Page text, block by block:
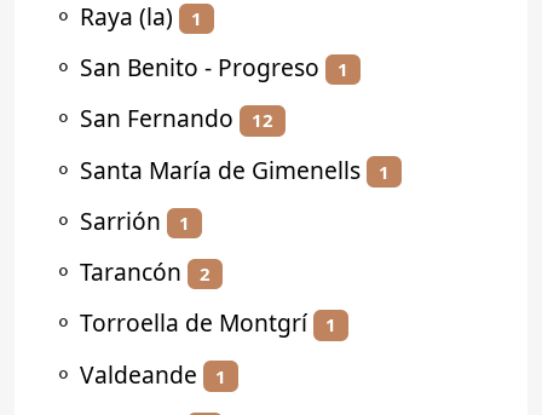
⚬ Raya (la) 1
⚬ San Benito - Progreso 1
⚬ San Fernando 12
⚬ Santa María de Gimenells 1
⚬ Sarrión 1
⚬ Tarancón 2
⚬ Torroella de Montgrí 1
⚬ Valdeande 1